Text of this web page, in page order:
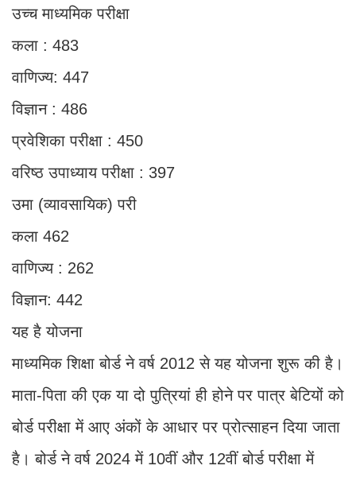
उच्च माध्यमिक परीक्षा
कला : 483
वाणिज्य: 447
विज्ञान : 486
प्रवेशिका परीक्षा : 450
वरिष्ठ उपाध्याय परीक्षा : 397
उमा (व्यावसायिक) परी
कला 462
वाणिज्य : 262
विज्ञान: 442
यह है योजना
माध्यमिक शिक्षा बोर्ड ने वर्ष 2012 से यह योजना शुरू की है।
माता-पिता की एक या दो पुत्रियां ही होने पर पात्र बेटियों को
बोर्ड परीक्षा में आए अंकों के आधार पर प्रोत्साहन दिया जाता
है। बोर्ड ने वर्ष 2024 में 10वीं और 12वीं बोर्ड परीक्षा में